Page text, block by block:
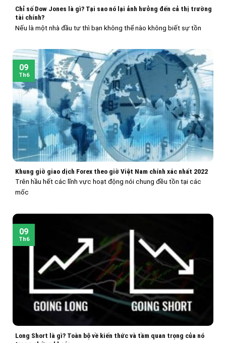
Chỉ số Dow Jones là gì? Tại sao nó lại ảnh hưởng đến cả thị trường
tài chính?
Nếu là một nhà đầu tư thì bạn không thể nào không biết sự tồn
Khung giờ giao dịch Forex theo giờ Việt Nam chính xác nhất 2022
Trên hầu hết các lĩnh vực hoạt động nói chung đều tồn tại các
mốc
09
Th6
Long Short là gì? Toàn bộ về kiến thức và tầm quan trọng của nó
09
Th6